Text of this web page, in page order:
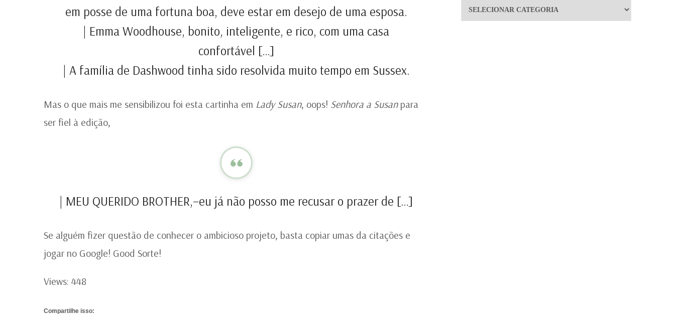
em posse de uma fortuna boa, deve estar em desejo de uma esposa.
| Emma Woodhouse, bonito, inteligente, e rico, com uma casa
confortável […]
| A família de Dashwood tinha sido resolvida muito tempo em Sussex.
Mas o que mais me sensibilizou foi esta cartinha em Lady Susan, oops! Senhora a Susanpara
ser fiel à edição,
| MEU QUERIDO BROTHER,–eu já não posso me recusar o prazer de […]
Se alguém fizer questão de conhecer o ambicioso projeto, basta copiar umas da citações e
jogar no Google! Good Sorte!
Views: 448
Compartilhe isso: